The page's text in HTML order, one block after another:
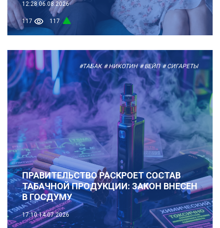
12:28 06.08.2026
117 117
#ТАБАК # НИКОТИН # ВЕЙП # СИГАРЕТЫ
ПРАВИТЕЛЬСТВО РАСКРОЕТ СОСТАВ
ТАБАЧНОЙ ПРОДУКЦИИ: ЗАКОН ВНЕСЕН
В ГОСДУМУ
17:10 14.07.2026